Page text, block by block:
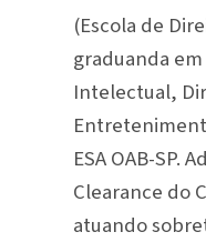
(Escola de
graduanda
Intelectual,
ESA OAB-SP.
Clearance do
atuando